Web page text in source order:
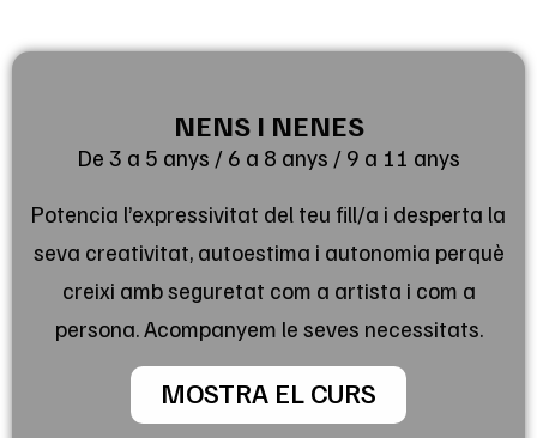
NENS I NENES
De 3 a 5 anys / 6 a 8 anys / 9 a 11 anys
Potencia l’expressivitat del teu fill/a i desperta la
seva creativitat, autoestima i autonomia perquè
creixi amb seguretat com a artista i com a
persona. Acompanyem le seves necessitats.
MOSTRA EL CURS